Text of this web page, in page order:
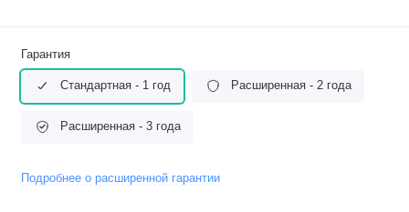
Гарантия
Стандартная - 1 год Расширенная - 2 года
Расширенная - 3 года
Подробнее о расширенной гарантии